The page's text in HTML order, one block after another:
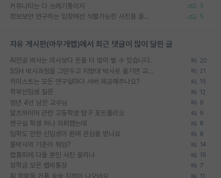
커뮤니티는 다 쓰레기통이지 5
정보보안 연구하는 입장에선 식별가능한 사진을 올리는건 비추이긴함 5
자유 게시판(아무개랩)에서 최근 댓글이 많이 달린 글
AI전공 박사는 의사보다 돈을 더 많이 벌 수 있습니다. 20
SSH 박사과정을 그만두고 지방대 박사로 옮기면 교수의 꿈은 끝일까요? 21
카이스트는 모든 연구실마다 서버 제공해주나요? 15
학부신입생 질문 12
정년 4년 남은 교수님 9
알츠하이머 관련 고등학생 탐구 포트폴리오 9
연구실 학생 하나 자퇴했는데 8
입학도 안한 신입생이 원래 관심을 받나요 8
물박사의 기준이 뭐임? 14
랩홈피에 다들 본인 사진 올리냐 19
장학금 모은 랩비통장 7
AI 학회들 거품 슬슬 지적이 나오네요 11